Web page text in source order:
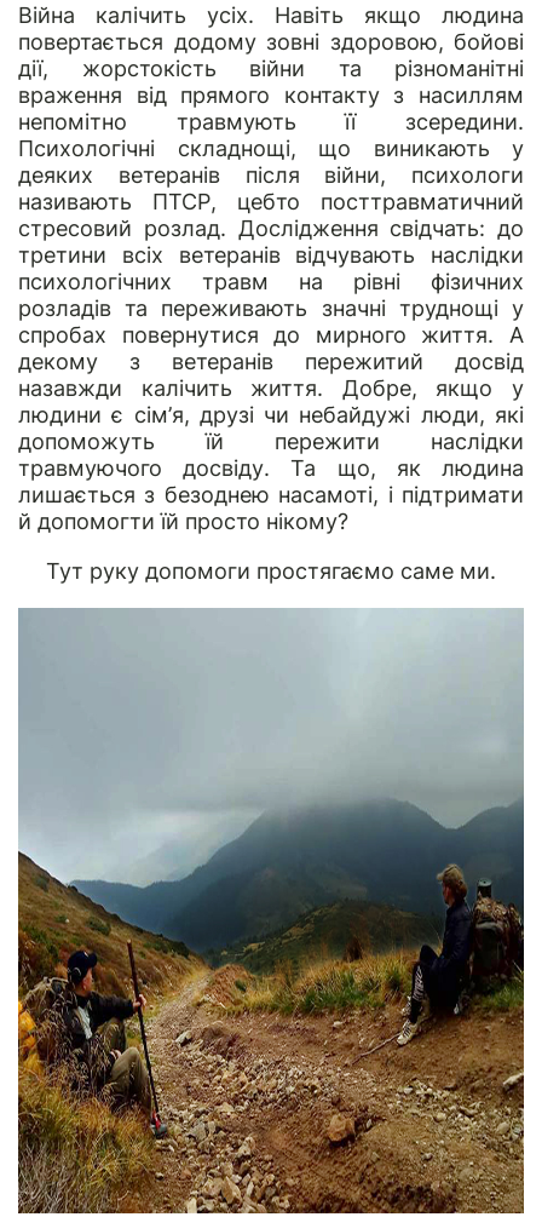
Війна калічить усіх. Навіть якщо людина
повертається додому зовні здоровою, бойові
дії, жорстокість війни та різноманітні
враження від прямого контакту з насиллям
непомітно травмують її зсередини.
Психологічні складнощі, що виникають у
деяких ветеранів після війни, психологи
називають ПТСР, цебто посттравматичний
стресовий розлад. Дослідження свідчать: до
третини всіх ветеранів відчувають наслідки
психологічних травм на рівні фізичних
розладів та переживають значні труднощі у
спробах повернутися до мирного життя. А
декому з ветеранів пережитий досвід
назавжди калічить життя. Добре, якщо у
людини є сім’я, друзі чи небайдужі люди, які
допоможуть їй пережити наслідки
травмуючого досвіду. Та що, як людина
лишається з безоднею насамоті, і підтримати
й допомогти їй просто нікому?
Тут руку допомоги простягаємо саме ми.